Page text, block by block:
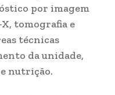
por imagem
tomografia e
técnicas
da unidade,
nutrição.